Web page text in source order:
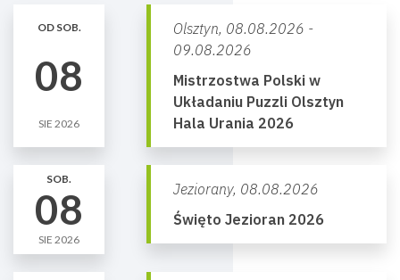
OD SOB.
08
SIE 2026
Olsztyn, 08.08.2026 -
09.08.2026
Mistrzostwa Polski w
Układaniu Puzzli Olsztyn
Hala Urania 2026
SOB.
08
SIE 2026
Jeziorany, 08.08.2026
Święto Jezioran 2026